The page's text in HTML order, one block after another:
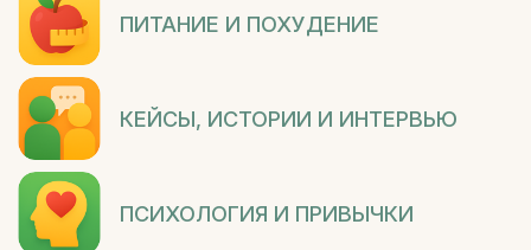
ПИТАНИЕ И ПОХУДЕНИЕ
КЕЙСЫ, ИСТОРИИ И ИНТЕРВЬЮ
ПСИХОЛОГИЯ И ПРИВЫЧКИ